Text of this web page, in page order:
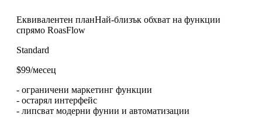
Еквивалентен планНай-близък обхват на функции
спрямо RoasFlow
Standard
$99/месец
- ограничени маркетинг функции
- остарял интерфейс
- липсват модерни фунии и автоматизации